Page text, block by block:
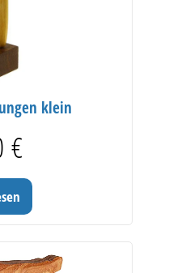
klein
€